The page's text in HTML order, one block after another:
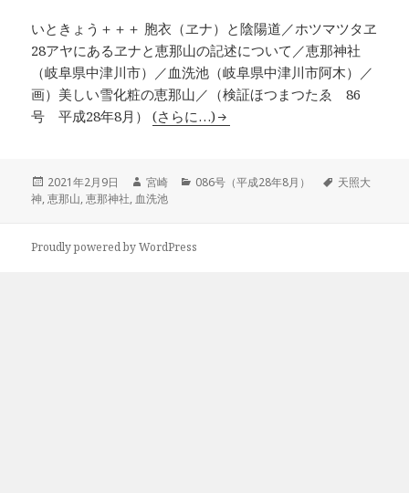
いときょう＋＋＋ 胞衣（ヱナ）と陰陽道／ホツマツタヱ
28アヤにあるヱナと恵那山の記述について／恵那神社
（岐阜県中津川市）／血洗池（岐阜県中津川市阿木）／
画）美しい雪化粧の恵那山／（検証ほつまつたゑ 86
号 平成28年8月）(さらに…)
投
稿
2021年2月9日
作
成
宮崎
カ
ー
086号（平成28年8月）
タ
天照大
神,恵那山,恵那神社, 血洗池
Proudly powered by WordPress